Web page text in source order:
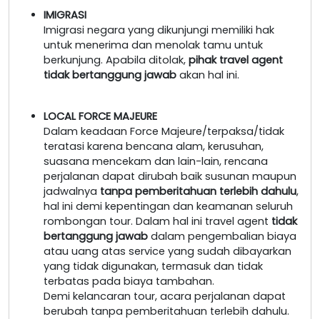
IMIGRASI
Imigrasi negara yang dikunjungi memiliki hak
untuk menerima dan menolak tamu untuk
berkunjung. Apabila ditolak, pihak travel agent
tidak bertanggung jawab akan hal ini.
LOCAL FORCE MAJEURE
Dalam keadaan Force Majeure/terpaksa/tidak
teratasi karena bencana alam, kerusuhan,
suasana mencekam dan lain-lain, rencana
perjalanan dapat dirubah baik susunan maupun
jadwalnya tanpa pemberitahuan terlebih dahulu,
hal ini demi kepentingan dan keamanan seluruh
rombongan tour. Dalam hal ini travel agent tidak
bertanggung jawab dalam pengembalian biaya
atau uang atas service yang sudah dibayarkan
yang tidak digunakan, termasuk dan tidak
terbatas pada biaya tambahan.
Demi kelancaran tour, acara perjalanan dapat
berubah tanpa pemberitahuan terlebih dahulu.